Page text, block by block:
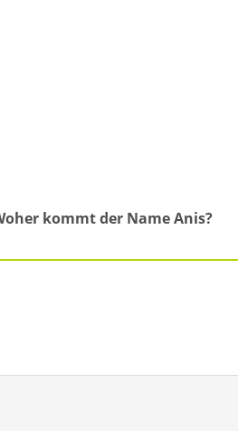
kommt der Name Anis?